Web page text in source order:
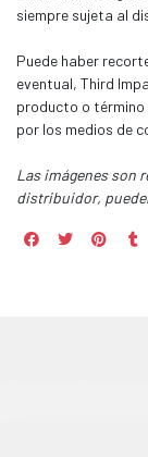
siempre sujeta al
Puede haber
eventual, Third
producto o
por los medios de
Las imágenes son
distribuidor,